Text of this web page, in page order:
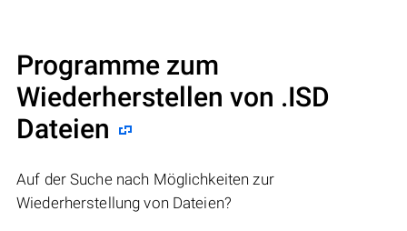
Programme zum
Wiederherstellen von .ISD
Dateien
Auf der Suche nach Möglichkeiten zur
Wiederherstellung von Dateien?